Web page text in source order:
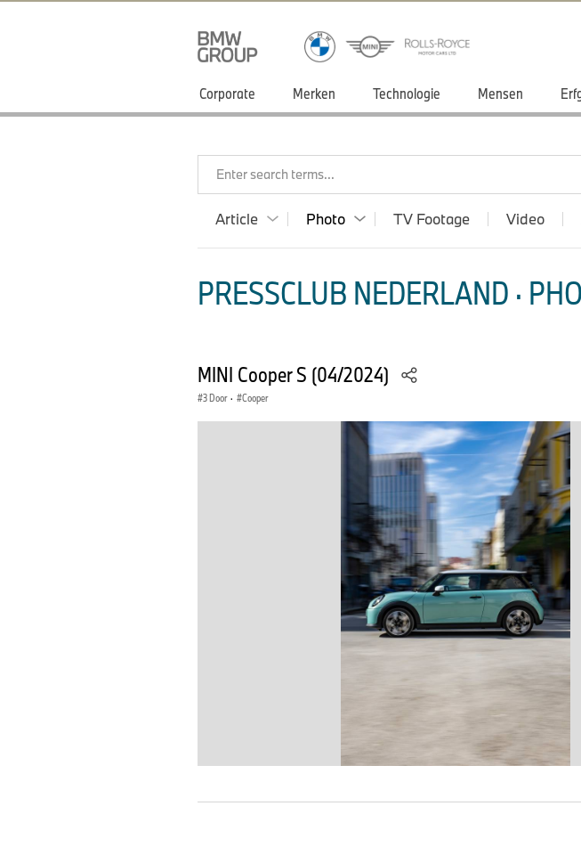
Corporate Merken Technologie Mensen
Enter search terms...
Article Photo TV Footage Video
PRESSCLUB NEDERLAND ·
MINI Cooper S (04/2024)
3 Door · Cooper